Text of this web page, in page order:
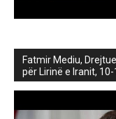
Fatmir Mediu,
për Lirinë e Iranit, 10-